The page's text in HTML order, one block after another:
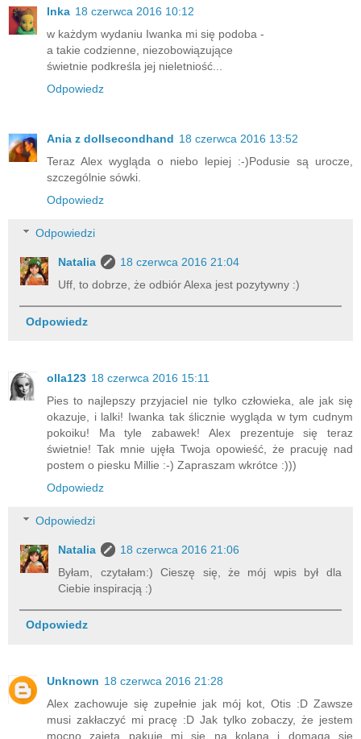
Inka 18 czerwca 2016 10:12
w każdym wydaniu Iwanka mi się podoba -
a takie codzienne, niezobowiązujące
świetnie podkreśla jej nieletniość...
Odpowiedz
Ania z dollsecondhand 18 czerwca 2016 13:52
Teraz Alex wygląda o niebo lepiej :-)Podusie są urocze,
szczególnie sówki.
Odpowiedz
Odpowiedzi
Natalia
18 czerwca 2016 21:04
Uff, to dobrze, że odbiór Alexa jest pozytywny :)
Odpowiedz
olla123 18 czerwca 2016 15:11
Pies to najlepszy przyjaciel nie tylko człowieka, ale jak się
okazuje, i lalki! Iwanka tak ślicznie wygląda w tym cudnym
pokoiku! Ma tyle zabawek! Alex prezentuje się teraz
świetnie! Tak mnie ujęła Twoja opowieść, że pracuję nad
postem o piesku Millie :-) Zapraszam wkrótce :)))
Odpowiedz
Odpowiedzi
Natalia
18 czerwca 2016 21:06
Byłam, czytałam:) Cieszę się, że mój wpis był dla
Ciebie inspiracją :)
Odpowiedz
Unknown 18 czerwca 2016 21:28
Alex zachowuje się zupełnie jak mój kot, Otis :D Zawsze
musi zakłaczyć mi pracę :D Jak tylko zobaczy, że jestem
mocno zajęta pakuje mi się na kolana i domaga się